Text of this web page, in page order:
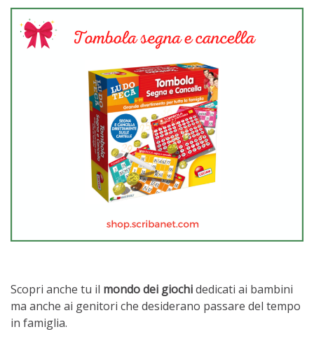
Scopri anche tu il mondo dei giochidedicati ai bambini
ma anche ai genitori che desiderano passare del tempo
in famiglia.